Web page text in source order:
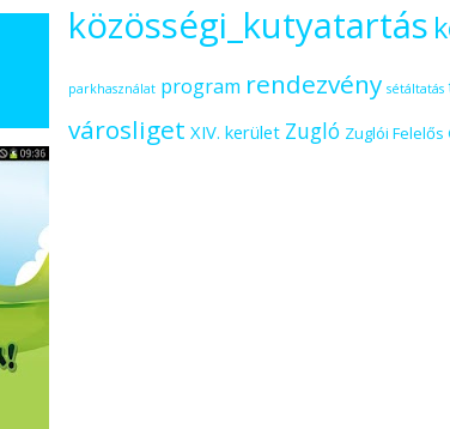
közösségi_kutyatartás
parkhasználat program rendezvény sétáltatás
városliget XIV. kerület Zugló Zuglói